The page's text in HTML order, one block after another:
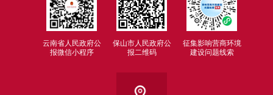
云南省人民政府公
报微信小程序
保山市人民政府公
报二维码
征集影响营商环境
建设问题线索